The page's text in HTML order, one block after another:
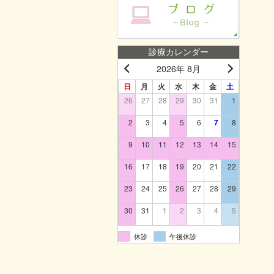
診療カレンダー
2026年 8月
日 月 火 水 木 金 土
26 27 28 29 30 31 1
2 3 4 5 6 7 8
9 10 11 12 13 14 15
16 17 18 19 20 21 22
23 24 25 26 27 28 29
30 31 1 2 3 4 5
休診 午後休診